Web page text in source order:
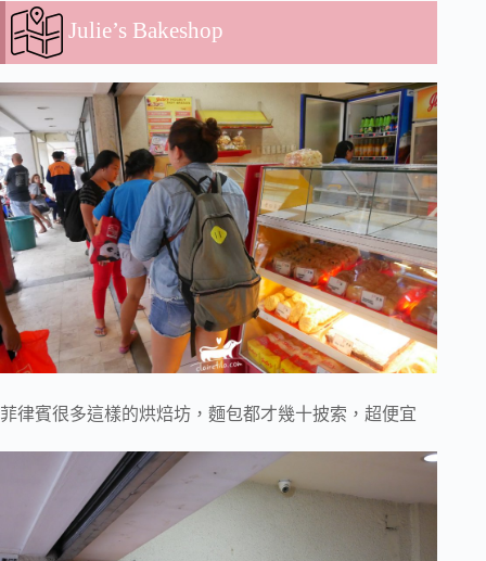
Julie’s Bakeshop
菲律賓很多這樣的烘焙坊，麵包都才幾十披索，超便宜